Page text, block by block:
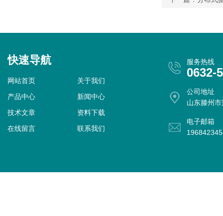
快速导航
网站首页
关于我们
产品中心
新闻中心
技术文章
资料下载
在线留言
联系我们
服务热线
0632-
公司地址
山东滕州
电子邮箱